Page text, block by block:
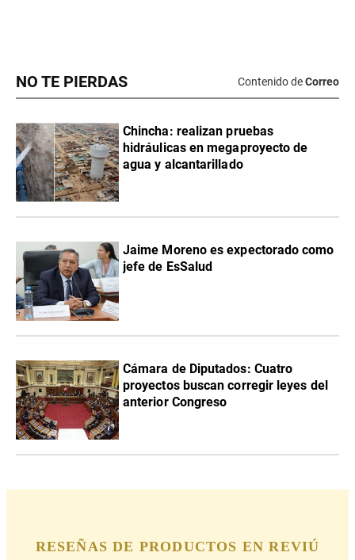
NO TE PIERDAS Contenido deCorreo
Chincha: realizan pruebas
hidráulicas en megaproyecto de
agua y alcantarillado
Jaime Moreno es expectorado como
jefe de EsSalud
Cámara de Diputados: Cuatro
proyectos buscan corregir leyes del
anterior Congreso